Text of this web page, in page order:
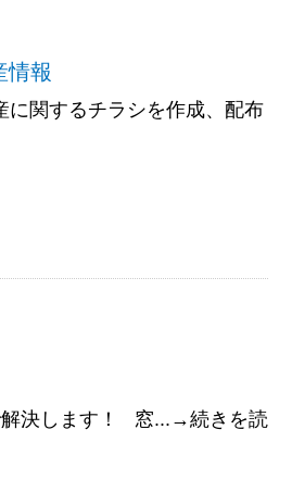
情報
に関するチラシを作成、配布
解決します！ 窓...→続きを読